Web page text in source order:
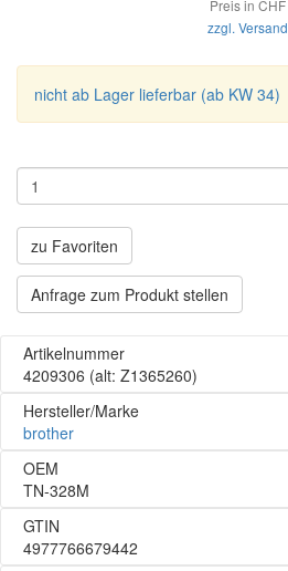
Preis in CHF
zzgl. Versand
nicht ab Lager lieferbar (ab KW 34)
zu Favoriten
Anfrage zum Produkt stellen
Artikelnummer
4209306 (alt: Z1365260)
Hersteller/Marke
brother
OEM
TN-328M
GTIN
4977766679442